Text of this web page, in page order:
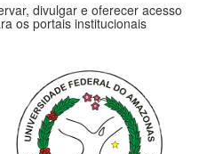
divulgar e oferecer acesso
os portais institucionais